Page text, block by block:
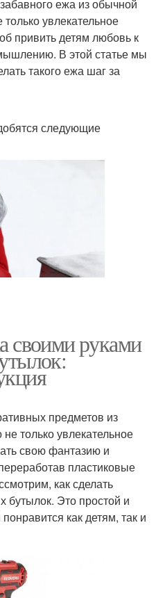
ежа из обычной
увлекательное
привить детям любовь к
В этой статье мы
такого ежа шаг за
следующие
своими руками
предметов из
только увлекательное
свою фантазию и
пластиковые
как сделать
бутылок. Это простой и
как детям, так и